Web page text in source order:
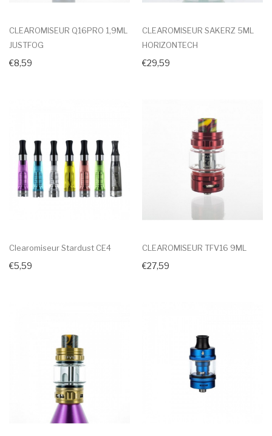
CLEAROMISEUR Q16PRO 1,9ML
JUSTFOG
€8,59
CLEAROMISEUR SAKERZ 5ML
HORIZONTECH
€29,59
Clearomiseur Stardust CE4
€5,59
CLEAROMISEUR TFV16 9ML
€27,59